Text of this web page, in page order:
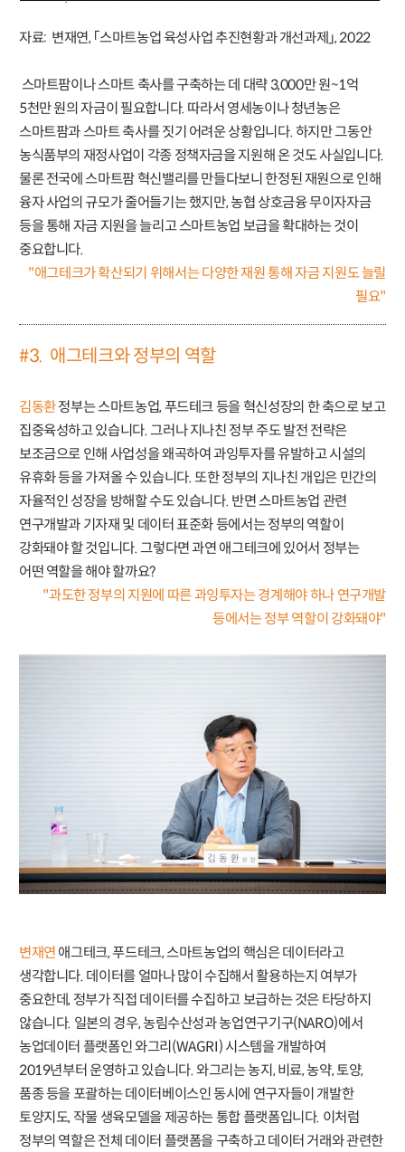
자료: 변재연, 「스마트농업 육성사업 추진현황과 개선과제」, 2022
스마트팜이나 스마트 축사를 구축하는 데 대략 3,000만 원~1억
5천만 원의 자금이 필요합니다. 따라서 영세농이나 청년농은
스마트팜과 스마트 축사를 짓기 어려운 상황입니다. 하지만 그동안
농식품부의 재정사업이 각종 정책자금을 지원해 온 것도 사실입니다.
물론 전국에 스마트팜 혁신밸리를 만들다보니 한정된 재원으로 인해
융자 사업의 규모가 줄어들기는 했지만, 농협 상호금융 무이자자금
등을 통해 자금 지원을 늘리고 스마트농업 보급을 확대하는 것이
중요합니다.
"애그테크가 확산되기 위해서는 다양한 재원 통해 자금 지원도 늘릴
필요"
#3. 애그테크와 정부의 역할
김동환정부는 스마트농업, 푸드테크 등을 혁신성장의 한 축으로 보고
집중육성하고 있습니다. 그러나 지나친 정부 주도 발전 전략은
보조금으로 인해 사업성을 왜곡하여 과잉투자를 유발하고 시설의
유휴화 등을 가져올 수 있습니다. 또한 정부의 지나친 개입은 민간의
자율적인 성장을 방해할 수도 있습니다. 반면 스마트농업 관련
연구개발과 기자재 및 데이터 표준화 등에서는 정부의 역할이
강화돼야 할 것입니다. 그렇다면 과연 애그테크에 있어서 정부는
어떤 역할을 해야 할까요?
"과도한 정부의 지원에 따른 과잉투자는 경계해야 하나 연구개발
등에서는 정부 역할이 강화돼야"
변재연 애그테크, 푸드테크, 스마트농업의 핵심은 데이터라고
생각합니다. 데이터를 얼마나 많이 수집해서 활용하는지 여부가
중요한데, 정부가 직접 데이터를 수집하고 보급하는 것은 타당하지
않습니다. 일본의 경우, 농림수산성과 농업연구기구(NARO)에서
농업데이터 플랫폼인 와그리(WAGRI) 시스템을 개발하여
2019년부터 운영하고 있습니다. 와그리는 농지, 비료, 농약, 토양,
품종 등을 포괄하는 데이터베이스인 동시에 연구자들이 개발한
토양지도, 작물 생육모델을 제공하는 통합 플랫폼입니다. 이처럼
정부의 역할은 전체 데이터 플랫폼을 구축하고 데이터 거래와 관련한